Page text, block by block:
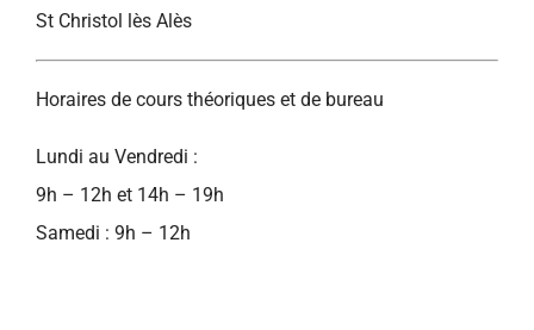
St Christol lès Alès
Horaires de cours théoriques et de bureau
Lundi au Vendredi :
9h – 12h et 14h – 19h
Samedi : 9h – 12h